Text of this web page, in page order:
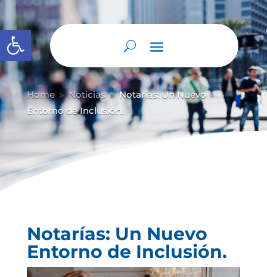
Abrir barra de herramientas
Home 9 Noticias 9 Notarías: Un Nuevo
Entorno de Inclusión.
Notarías: Un Nuevo
Entorno de Inclusión.